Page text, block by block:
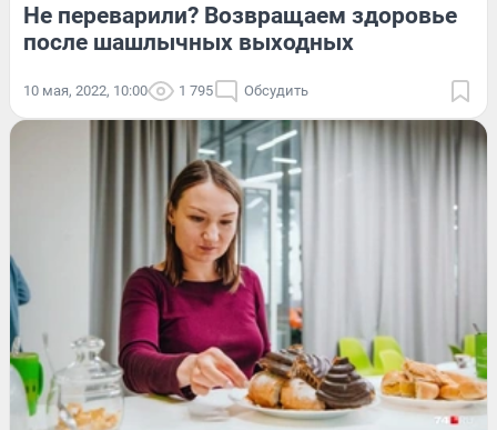
Не переварили? Возвращаем здоровье
после шашлычных выходных
10 мая, 2022, 10:00 1 795 Обсудить